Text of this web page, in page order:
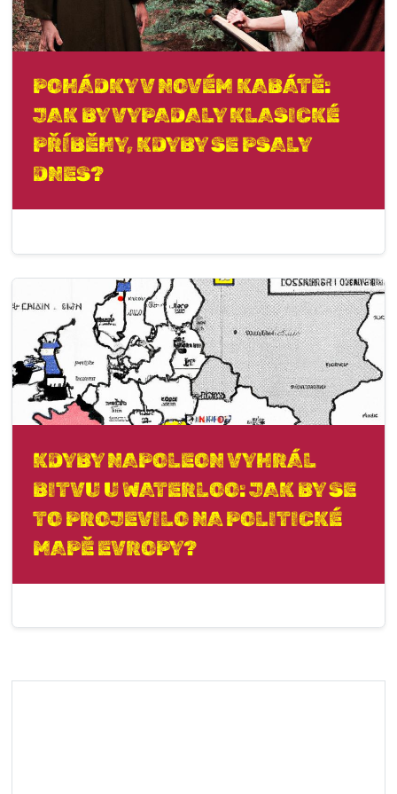
POHÁDKY V NOVÉM KABÁTĚ:
JAK BY VYPADALY KLASICKÉ
PŘÍBĚHY, KDYBY SE PSALY
DNES?
KDYBY NAPOLEON VYHRÁL
BITVU U WATERLOO: JAK BY SE
TO PROJEVILO NA POLITICKÉ
MAPĚ EVROPY?